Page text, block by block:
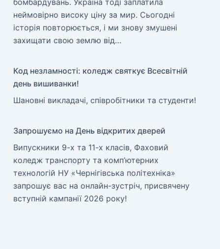
неймовірно високу ціну за мир. ​Сьогодні
історія повторюється, і ми знову змушені
захищати свою землю від…
Код незламності: коледж святкує Всесвітній
день вишиванки!
​Шановні викладачі, співробітники та студенти!
Запрошуємо на День відкритих дверей
Випускники 9-х та 11-х класів, Фаховий
коледж транспорту та комп’ютерних
технологій НУ «Чернігівська політехніка»
запрошує вас на онлайн-зустріч, присвячену
вступній кампанії 2026 року!